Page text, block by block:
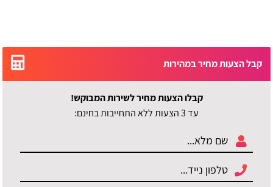
קבל הצעות מחיר במהירות
קבלו הצעות מחיר לשירות המבוקש!
עד 3 הצעות ללא התחייבות בחינם: